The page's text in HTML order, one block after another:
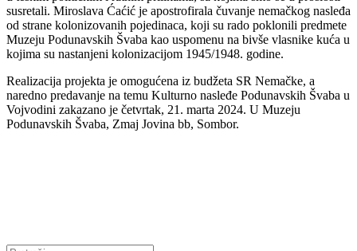
susretali. Miroslava Ćaćić je apostrofirala čuvanje nemačkog nasleđa
od strane kolonizovanih pojedinaca, koji su rado poklonili predmete
Muzeju Podunavskih Švaba kao uspomenu na bivše vlasnike kuća u
kojima su nastanjeni kolonizacijom 1945/1948. godine.
Realizacija projekta je omogućena iz budžeta SR Nemačke, a
naredno predavanje na temu Kulturno nasleđe Podunavskih Švaba u
Vojvodini zakazano je četvrtak, 21. marta 2024. U Muzeju
Podunavskih Švaba, Zmaj Jovina bb, Sombor.